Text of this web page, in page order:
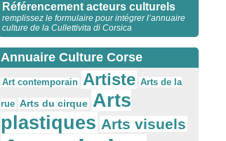
Référencement acteurs culturels
remplissez le formulaire pour intégrer l’annuaire
culture de la Cullettivita di Corsica
Annuaire Culture Corse
Art contemporain Artiste Arts de la
rue Arts du cirque Arts
plastiques Arts visuels